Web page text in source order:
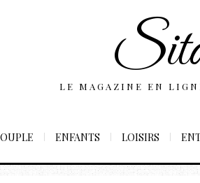
LE MAGAZINE EN
ENFANTS LOISIRS